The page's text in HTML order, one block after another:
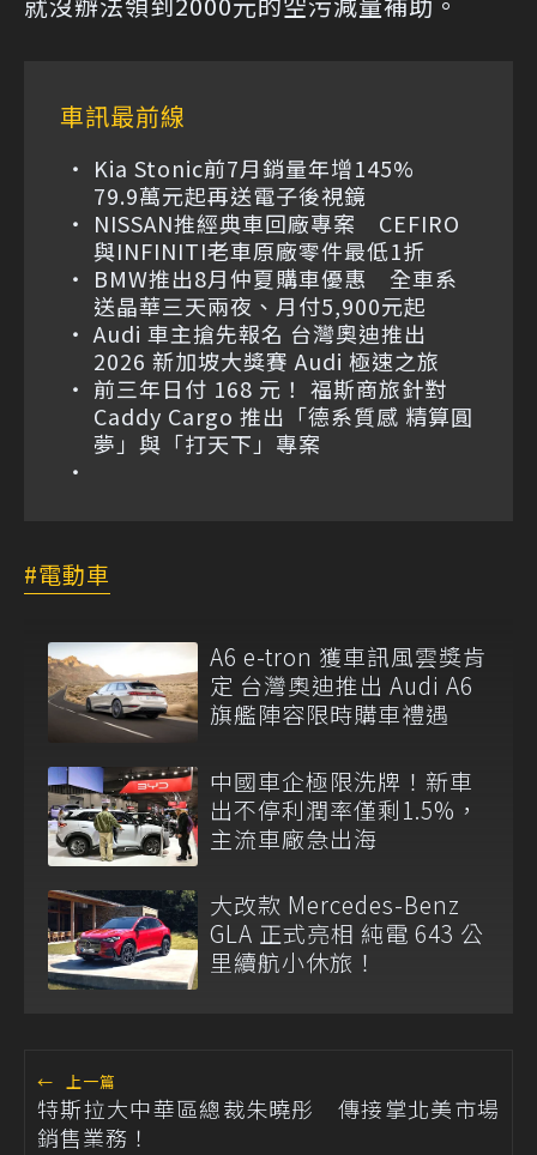
車訊最前線
Kia Stonic前7月銷量年增145%
79.9萬元起再送電子後視鏡
NISSAN推經典車回廠專案 CEFIRO
與INFINITI老車原廠零件最低1折
BMW推出8月仲夏購車優惠 全車系
送晶華三天兩夜、月付5,900元起
Audi 車主搶先報名 台灣奧迪推出
2026 新加坡大獎賽 Audi 極速之旅
前三年日付 168 元！ 福斯商旅針對
Caddy Cargo 推出「德系質感 精算圓
夢」與「打天下」專案
電動車
A6 e-tron 獲車訊風雲獎肯
定 台灣奧迪推出 Audi A6
旗艦陣容限時購車禮遇
中國車企極限洗牌！新車
出不停利潤率僅剩1.5%，
主流車廠急出海
大改款 Mercedes-Benz
GLA 正式亮相 純電 643 公
里續航小休旅！
← 上一篇
特斯拉大中華區總裁朱曉彤 傳接掌北美市場
銷售業務！